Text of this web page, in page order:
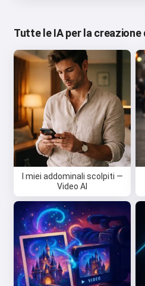
Tutte le IA per la creazione
I miei addominali scolpiti —
Video AI